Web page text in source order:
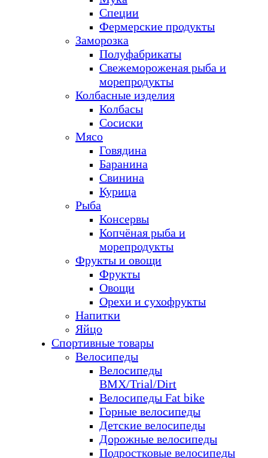
Специи
Фермерские продукты
Заморозка
Полуфабрикаты
Свежемороженая рыба и
морепродукты
Колбасные изделия
Колбасы
Сосиски
Мясо
Говядина
Баранина
Свинина
Курица
Рыба
Консервы
Копчёная рыба и
морепродукты
Фрукты и овощи
Фрукты
Овощи
Орехи и сухофрукты
Напитки
Яйцо
Спортивные товары
Велосипеды
Велосипеды
BMX/Trial/Dirt
Велосипеды Fat bike
Горные велосипеды
Детские велосипеды
Дорожные велосипеды
Подростковые велосипеды